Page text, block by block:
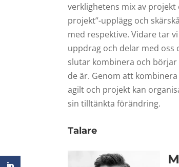
verklighetens mix av projekt
projekt”-upplägg och
med respektive. Vidare tar
uppdrag och delar med
slutar kombinera och
de är. Genom att
agilt och projekt kan
sin tilltänkta förändring.
Talare